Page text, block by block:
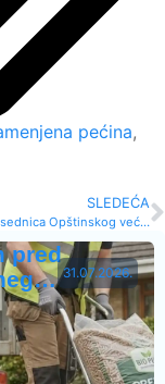
pećina,
SLEDEĆA
Održana 147. sednica Opštinskog veća – fokus na bezbednost i uslove rada u školama
31.07.2026.
pred